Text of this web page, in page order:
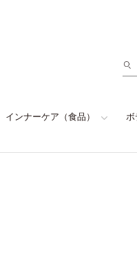
インナーケア（食品） ボ